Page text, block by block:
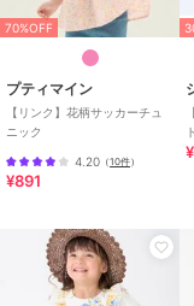
70%OFF
プティマイン
【リンク】花柄サッカーチュ
ニック
4.20 （10件）
¥891